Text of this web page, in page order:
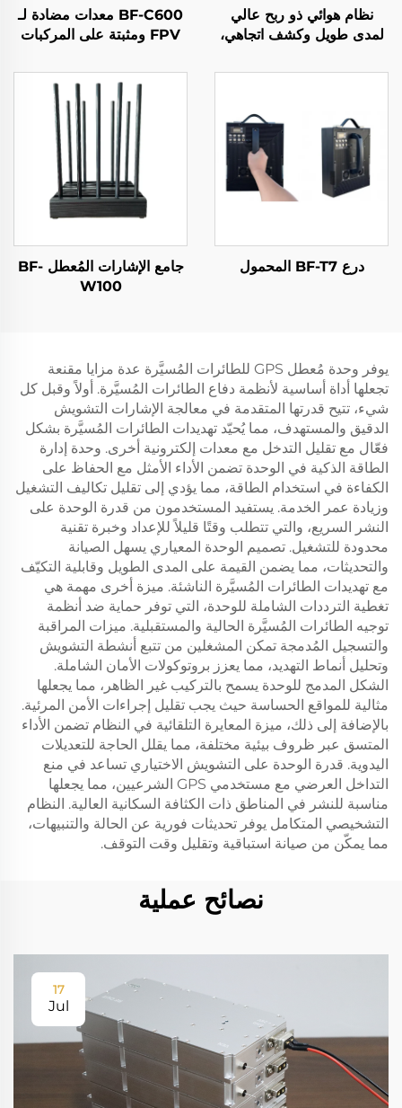
نظام هوائي ذو ربح عالي
لمدى طويل وكشف اتجاهي،
المضاد للطائرات بدون طيار،
الطائرات بدون طيار UAV
BF-C600 معدات مضادة لـ
FPV ومثبتة على المركبات
درع BF-T7 المحمول
جامع الإشارات المُعطل BF-
W100
يوفر وحدة مُعطل GPS للطائرات المُسيَّرة عدة مزايا مقنعة
تجعلها أداة أساسية لأنظمة دفاع الطائرات المُسيَّرة. أولاً وقبل كل
شيء، تتيح قدرتها المتقدمة في معالجة الإشارات التشويش
الدقيق والمستهدف، مما يُحيّد تهديدات الطائرات المُسيَّرة بشكل
فعّال مع تقليل التدخل مع معدات إلكترونية أخرى. وحدة إدارة
الطاقة الذكية في الوحدة تضمن الأداء الأمثل مع الحفاظ على
الكفاءة في استخدام الطاقة، مما يؤدي إلى تقليل تكاليف التشغيل
وزيادة عمر الخدمة. يستفيد المستخدمون من قدرة الوحدة على
النشر السريع، والتي تتطلب وقتًا قليلاً للإعداد وخبرة تقنية
محدودة للتشغيل. تصميم الوحدة المعياري يسهل الصيانة
والتحديثات، مما يضمن القيمة على المدى الطويل وقابلية التكيّف
مع تهديدات الطائرات المُسيَّرة الناشئة. ميزة أخرى مهمة هي
تغطية الترددات الشاملة للوحدة، التي توفر حماية ضد أنظمة
توجيه الطائرات المُسيَّرة الحالية والمستقبلية. ميزات المراقبة
والتسجيل المُدمجة تمكن المشغلين من تتبع أنشطة التشويش
وتحليل أنماط التهديد، مما يعزز بروتوكولات الأمان الشاملة.
الشكل المدمج للوحدة يسمح بالتركيب غير الظاهر، مما يجعلها
مثالية للمواقع الحساسة حيث يجب تقليل إجراءات الأمن المرئية.
بالإضافة إلى ذلك، ميزة المعايرة التلقائية في النظام تضمن الأداء
المتسق عبر ظروف بيئية مختلفة، مما يقلل الحاجة للتعديلات
اليدوية. قدرة الوحدة على التشويش الاختياري تساعد في منع
التداخل العرضي مع مستخدمي GPS الشرعيين، مما يجعلها
مناسبة للنشر في المناطق ذات الكثافة السكانية العالية. النظام
التشخيصي المتكامل يوفر تحديثات فورية عن الحالة والتنبيهات،
مما يمكّن من صيانة استباقية وتقليل وقت التوقف.
نصائح عملية
17
Jul